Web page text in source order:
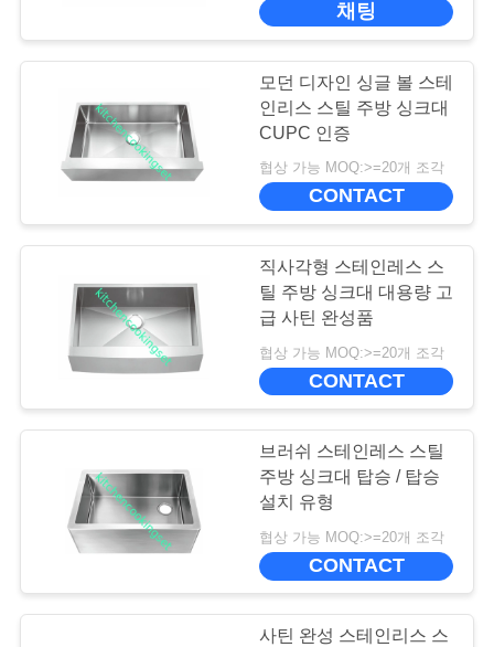
개
보
채팅
모던 디자인 싱글 볼 스테
인리스 스틸 주방 싱크대
CUPC 인증
협상 가능 MOQ:>=20개 조각
CONTACT
직사각형 스테인레스 스
틸 주방 싱크대 대용량 고
급 사틴 완성품
협상 가능 MOQ:>=20개 조각
CONTACT
브러쉬 스테인레스 스틸
주방 싱크대 탑승 / 탑승
설치 유형
협상 가능 MOQ:>=20개 조각
CONTACT
사틴 완성 스테인리스 스